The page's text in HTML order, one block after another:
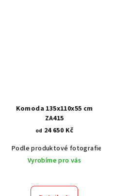
Komoda 135x110x55 cm
ZA415
od 24 650 Kč
Podle produktové fotografie
Vyrobíme pro vás